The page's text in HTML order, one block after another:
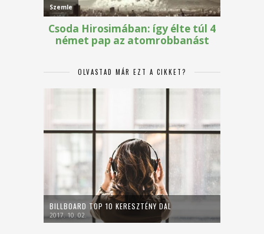
OLVASTAD MÁR EZT A CIKKET?
BILLBOARD TOP 10 KERESZTÉNY DAL
2017. 10. 02.